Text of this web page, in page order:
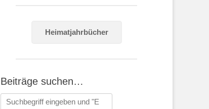
Heimatjahrbücher
Beiträge suchen…
Suchen